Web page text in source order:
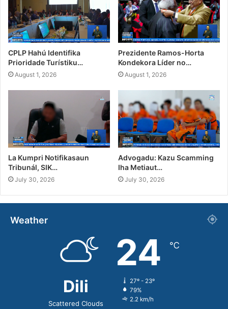
CPLP Hahú Identifika
Prioridade Turístiku…
August 1, 2026
Prezidente Ramos-Horta
Kondekora Líder no…
August 1, 2026
La Kumpri Notifikasaun
Tribunál, SIK…
July 30, 2026
Advogadu: Kazu Scamming
Iha Metiaut…
July 30, 2026
Weather
Dili
Scattered Clouds
24 ℃
27º - 23º
79%
2.2 km/h